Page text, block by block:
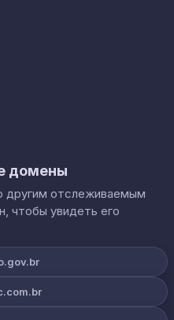
домены
другим отслеживаемым
чтобы увидеть его